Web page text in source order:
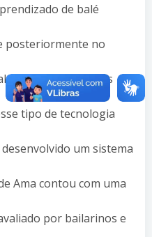
de balé
posteriormente no
automatizado. Após
tipo de tecnologia
um sistema
Ama contou com uma
por bailarinos e